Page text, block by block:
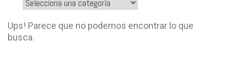
Ups! Parece que no podemos encontrar lo que
busca.